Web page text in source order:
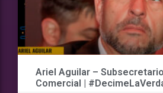
Ariel Aguilar –
Comercial |